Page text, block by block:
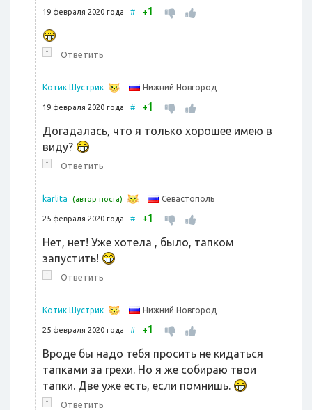
19 февраля 2020 года # +1
↑ Ответить
Котик Шустрик Нижний Новгород
19 февраля 2020 года # +1
Догадалась, что я только хорошее имею в
виду?
↑ Ответить
karlita (автор поста) Севастополь
25 февраля 2020 года # +1
Нет, нет! Уже хотела , было, тапком
запустить!
↑ Ответить
Котик Шустрик Нижний Новгород
25 февраля 2020 года # +1
Вроде бы надо тебя просить не кидаться
тапками за грехи. Но я же собираю твои
тапки. Две уже есть, если помнишь.
↑ Ответить